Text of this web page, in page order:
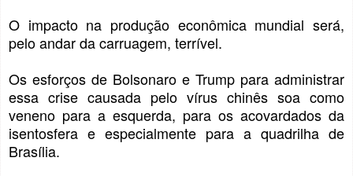
O impacto na produção econômica mundial será,
pelo andar da carruagem, terrível.
Os esforços de Bolsonaro e Trump para administrar
essa crise causada pelo vírus chinês soa como
veneno para a esquerda, para os acovardados da
isentosfera e especialmente para a quadrilha de
Brasília.